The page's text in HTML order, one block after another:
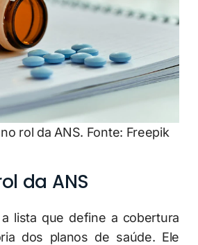
rol da ANS. Fonte: Freepik
da ANS
lista que define a cobertura
dos planos de saúde. Ele